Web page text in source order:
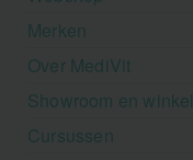
Merken
Over MediVit
Showroom en winkel
Cursussen